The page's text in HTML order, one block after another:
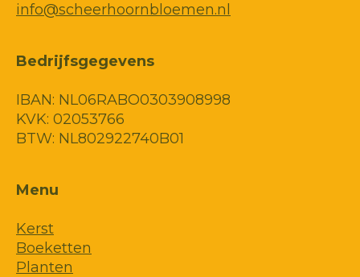
info@scheerhoornbloemen.nl
Bedrijfsgegevens
IBAN: NL06RABO0303908998
KVK: 02053766
BTW: NL802922740B01
Menu
Kerst
Boeketten
Planten